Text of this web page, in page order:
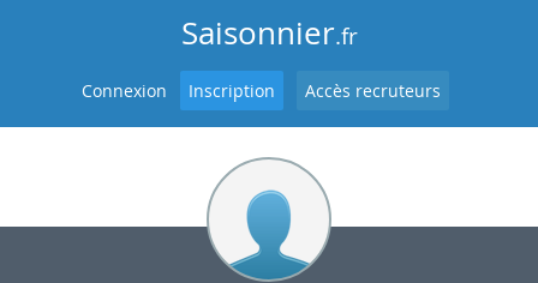
Saisonnier.fr
Connexion Inscription Accès recruteurs